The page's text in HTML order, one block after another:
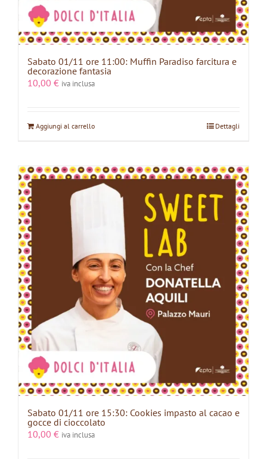
Sabato 01/11 ore 11:00: Muffin Paradiso farcitura e
decorazione fantasia
10,00 € iva inclusa
Aggiungi al carrello Dettagli
Sabato 01/11 ore 15:30: Cookies impasto al cacao e
gocce di cioccolato
10,00 € iva inclusa